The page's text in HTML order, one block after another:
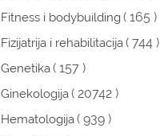
Fitness i bodybuilding( 165 )
Fizijatrija i rehabilitacija( 744 )
Genetika( 157 )
Ginekologija( 20742 )
Hematologija( 939 )